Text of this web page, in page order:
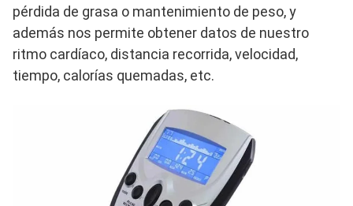
pérdida de grasa o mantenimiento de peso, y
además nos permite obtener datos de nuestro
ritmo cardíaco, distancia recorrida, velocidad,
tiempo, calorías quemadas, etc.